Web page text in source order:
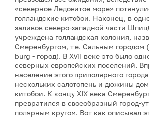
«северное Ледовитое море»
голландские китобои. Наконец, в
заливов северо-западной части
учреждена голландская колония,
Смеренбургом, т.е. Сальным городом
burg - город). В XVII веке это было
северных европейских поселений.
население этого приполярного
нескольких салотопень и дюжины
китобои. К концу XIX века
превратился в своеобразный город-
полярным кругом. Вот как описывал